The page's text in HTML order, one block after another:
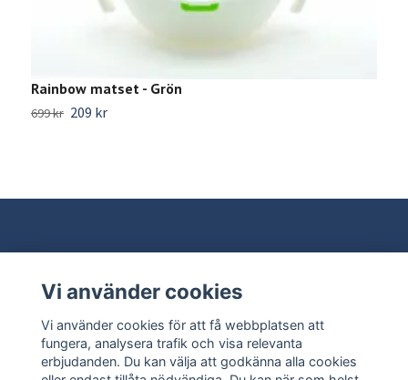
Rainbow matset - Grön
699 kr 209 kr
Behöver du hjälp?
Läs mer
Vi använder cookies
Vi använder cookies för att få webbplatsen att
fungera, analysera trafik och visa relevanta
erbjudanden. Du kan välja att godkänna alla cookies